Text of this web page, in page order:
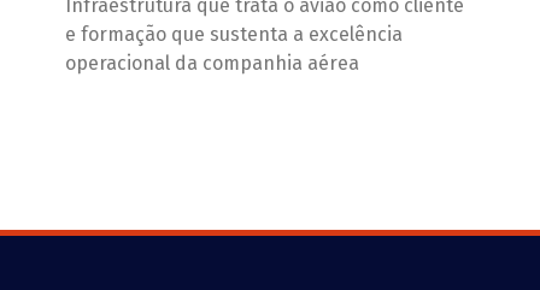
Infraestrutura que trata o avião como cliente
e formação que sustenta a excelência
operacional da companhia aérea